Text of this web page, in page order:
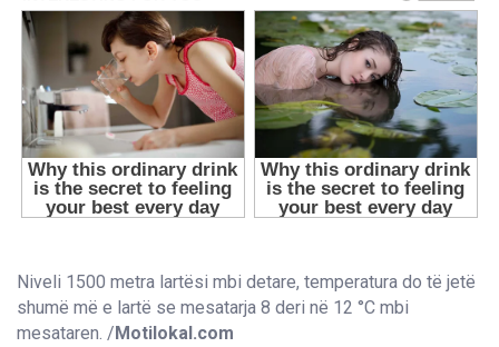
Niveli 1500 metra lartësi mbi detare, temperatura do të jetë
shumë më e lartë se mesatarja 8 deri në 12 °C mbi
mesataren. /Motilokal.com